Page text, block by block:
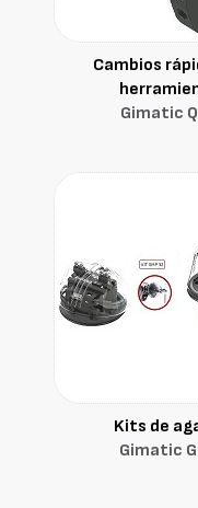
Cambios
Gimatic
Kits de
Gimatic